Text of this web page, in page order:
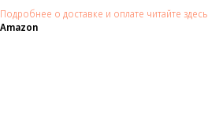
Подробнее о доставке и оплате читайте здесь
Amazon